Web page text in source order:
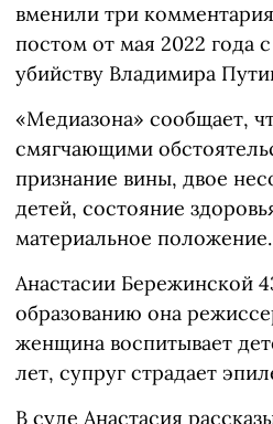
вменили три
постом от мая 2022 года
убийству Владимира
«Медиазона» сообщает,
смягчающими
признание вины, двое
детей, состояние
материальное положение.
Анастасии Бережинской
образованию она
женщина воспитывает
лет, супруг страдает
В суде Анастасия